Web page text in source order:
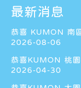
最新消息
恭喜 KUMON 南
2026-08-06
恭喜KUMON 桃園
2026-04-30